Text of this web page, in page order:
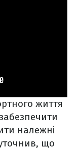
життя
належні
що